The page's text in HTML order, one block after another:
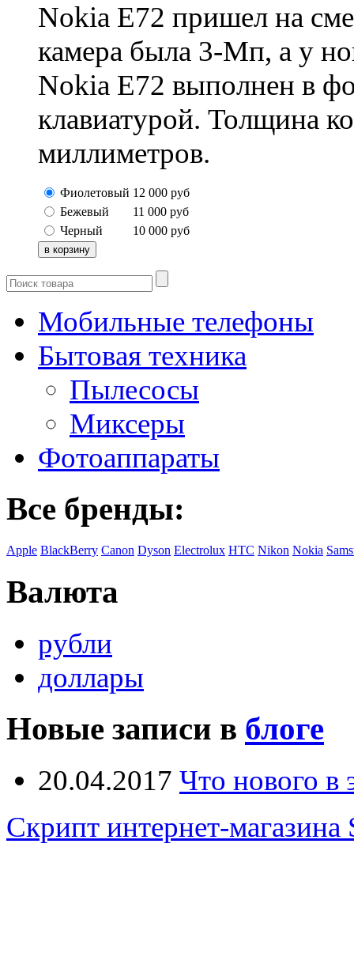
Nokia E72 пришел на
камера была 3-Мп, а у
Nokia E72 выполнен в
клавиатурой. Толщина
миллиметров.
Фиолетовый 12 000 руб
Бежевый
11 000 руб
Черный
10 000 руб
Мобильные телефоны
Бытовая техника
Пылесосы
Миксеры
Фотоаппараты
Все бренды:
Apple BlackBerry Canon Dyson Electrolux HTC Nikon Nokia
Валюта
рубли
доллары
Новые записи в блоге
20.04.2017 Что нового в
Скрипт интернет-магазина